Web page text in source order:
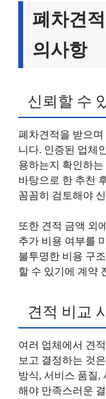
폐차견
의사항
신뢰할 수
폐차견적을 받으
니다. 인증된 업체
용하는지 확인하
바탕으로 한 추천
꼼꼼히 검토해야
또한 견적 금액 외
추가 비용 여부를
불투명한 비용 구
할 수 있기에 계약
견적 비교
여러 업체에서 견
보고 결정하는 것
방식, 서비스 품질,
해야 만족스러운